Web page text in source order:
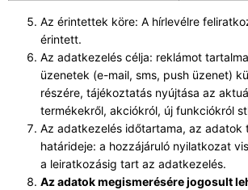
Az érintettek köre: A hírlevélre
érintett.
Az adatkezelés célja: reklámot
üzenetek (e-mail, sms, push üzenet)
részére, tájékoztatás nyújtása az
termékekről, akciókról, új funkciókról
Az adatkezelés időtartama, az adatok
határideje: a hozzájáruló nyilatkozat
a leiratkozásig tart az adatkezelés.
Az adatok megismerésére jogosult